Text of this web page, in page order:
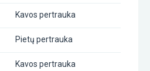
Kavos pertrauka
Pietų pertrauka
Kavos pertrauka